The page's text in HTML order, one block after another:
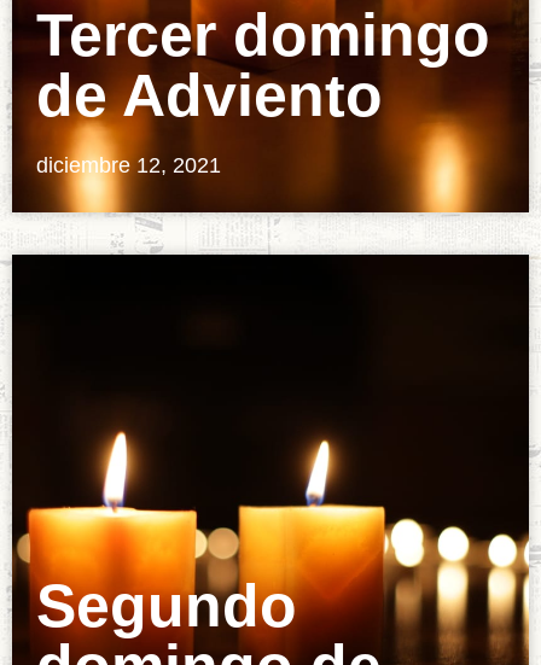
Tercer domingo
de Adviento
diciembre 12, 2021
Segundo